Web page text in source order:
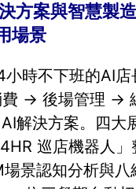
方案與智慧製
場景
時不下班的AI店
費 → 後場管理 →
解決方案。四大
巡店機器人
景認知分析與八